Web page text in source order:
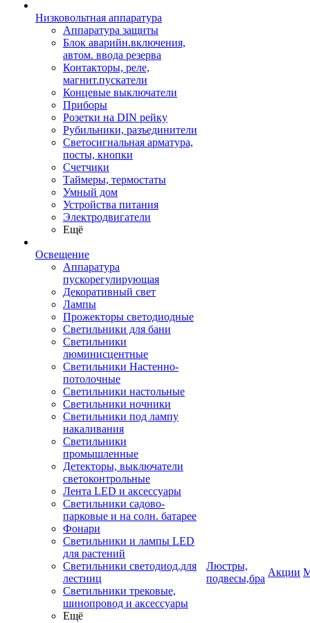
Низковольтная аппаратура
Аппаратура защиты
Блок аварийн.включения,
автом. ввода резерва
Контакторы, реле,
магнит.пускатели
Концевые выключатели
Приборы
Розетки на DIN рейку
Рубильники, разъединители
Светосигнальная арматура,
посты, кнопки
Счетчики
Таймеры, термостаты
Умный дом
Устройства питания
Электродвигатели
Ещё
Освещение
Аппаратура
пускорегулирующая
Декоративный свет
Лампы
Прожекторы светодиодные
Светильники для бани
Светильники
люминисцентные
Светильники Настенно-
потолочные
Светильники настольные
Светильники ночники
Светильники под лампу
накаливания
Светильники
промышленные
Детекторы, выключатели
светоконтрольные
Лента LED и аксессуары
Светильники садово-
парковые и на солн. батарее
Фонари
Светильники и лампы LED
для растений
Светильники светодиод.для
лестниц
Светильники трековые,
шинопровод и аксессуары
Ещё
Люстры,
подвесы,бра
Акции